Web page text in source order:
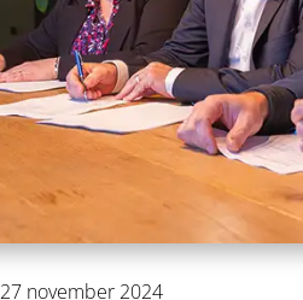
27 november 2024